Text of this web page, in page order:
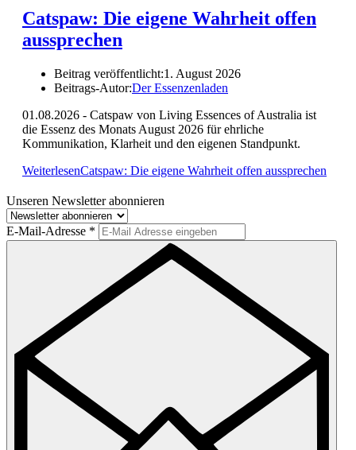
Catspaw: Die eigene Wahrheit offen
aussprechen
Beitrag veröffentlicht:1. August 2026
Beitrags-Autor:Der Essenzenladen
01.08.2026 - Catspaw von Living Essences of Australia ist
die Essenz des Monats August 2026 für ehrliche
Kommunikation, Klarheit und den eigenen Standpunkt.
WeiterlesenCatspaw: Die eigene Wahrheit offen aussprechen
Unseren Newsletter abonnieren
E-Mail-Adresse *